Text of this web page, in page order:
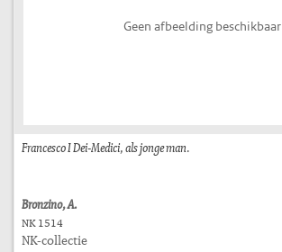
Geen afbeelding beschikbaar
Francesco I Dei-Medici, als jonge man.
Bronzino, A.
NK 1514
NK-collectie